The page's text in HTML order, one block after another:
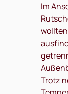
Im
Trotz